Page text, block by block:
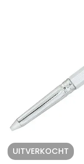
UITVERKOCHT